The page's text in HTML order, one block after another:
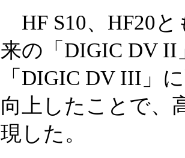
HF S10、HF20
来の「DIGIC DV
「DIGIC DV III」
向上したことで、
現した。